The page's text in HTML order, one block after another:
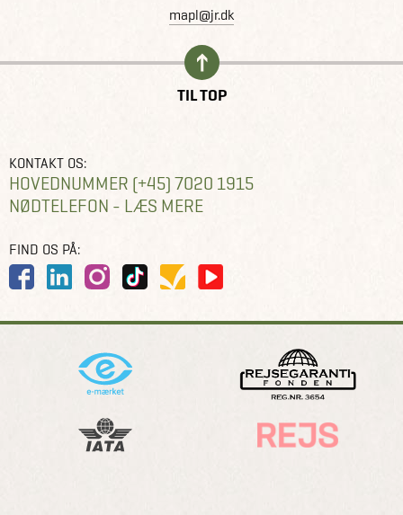
mapl@jr.dk
TIL TOP
KONTAKT OS:
HOVEDNUMMER (+45) 7020 1915
NØDTELEFON - LÆS MERE
FIND OS PÅ: